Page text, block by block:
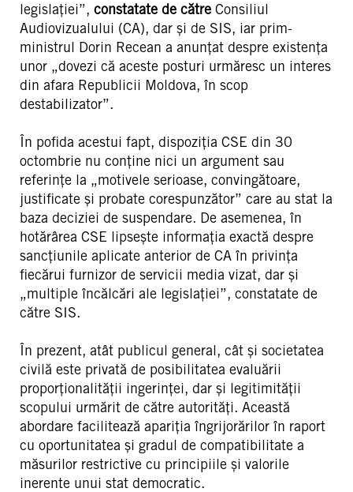
legislației”, constatate de către Consiliul
Audiovizualului (CA), dar și de SIS, iar prim-
ministrul Dorin Recean a anunțat despre existența
unor „dovezi că aceste posturi urmăresc un interes
din afara Republicii Moldova, în scop
destabilizator”.
În pofida acestui fapt, dispoziția CSE din 30
octombrie nu conține nici un argument sau
referințe la „motivele serioase, convingătoare,
justificate și probate corespunzător” care au stat la
baza deciziei de suspendare. De asemenea, în
hotărârea CSE lipsește informația exactă despre
sancțiunile aplicate anterior de CA în privința
fiecărui furnizor de servicii media vizat, dar și
„multiple încălcări ale legislației”, constatate de
către SIS.
În prezent, atât publicul general, cât și societatea
civilă este privată de posibilitatea evaluării
proporționalității ingerinței, dar și legitimității
scopului urmărit de către autorități. Această
abordare facilitează apariția îngrijorărilor în raport
cu oportunitatea și gradul de compatibilitate a
măsurilor restrictive cu principiile și valorile
inerente unui stat democratic.